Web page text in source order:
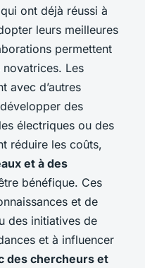
qui ont déjà réussi à
leurs meilleures
permettent
Les
avec d’autres
des
électriques ou des
réduire les coûts,
et à des
bénéfique. Ces
et de
des initiatives de
et à influencer
des chercheurs et